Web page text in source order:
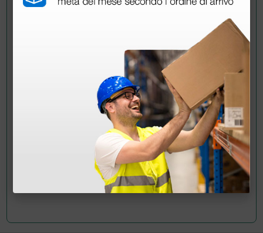
Nella scheda prodotto del Chison 110436, le
compatibilità segnalate sono le seguenti:
• Smart Phone: RedmiNote 8Pro, HUAWEI P30 Pro,
• Smart Pad: HUAWEI Matepad Pro, Samsung Galaxy
Tab A (SM-T510), TECLAST T30, Samsung GALAXY TA
B S6, HONOR ViewPad V6, Canon SELPHY CP1300